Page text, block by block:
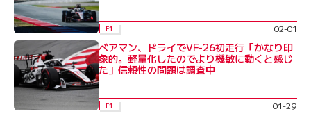
F1 02-01
ベアマン、ドライでVF-26初走行「かなり印
象的。軽量化したのでより機敏に動くと感じ
た」信頼性の問題は調査中
F1 01-29